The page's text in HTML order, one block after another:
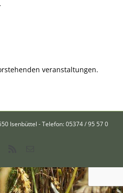
veranstaltungen.
Isenbüttel - Telefon: 05374 / 95 57 0